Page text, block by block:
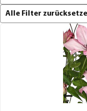
Alle Filter